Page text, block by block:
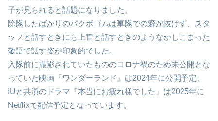
子が見られると話題になりました。
除隊したばかりのパクボゴムは軍隊での癖が抜けず、スタ
ッフと話すときにも上官と話すときのようなかしこまった
敬語で話す姿が印象的でした。
入隊前に撮影されていたもののコロナ禍のため未公開とな
っていた映画『ワンダーランド』は2024年に公開予定、
IUと共演のドラマ『本当にお疲れ様でした』は2025年に
Netflixで配信予定となっています。